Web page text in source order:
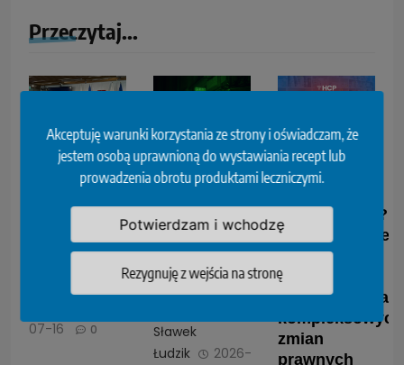
Akceptuję warunki korzystania ze strony i oświadczam, że
jestem osobą uprawnioną do wystawiania recept lub
prowadzenia obrotu produktami leczniczymi.
Potwierdzam i wchodzę
Rezygnuję z wejścia na stronę
Przeczytaj...
NIPiP
uczestniczyła
w Okrągłym
Stole dla
07-16
0
NIA
wnioskuje
Zdrowia o
wyjaśnienia.
Chodzi o
dyżury
Sławek
Łudzik
2026-
Indywidualna
praktyka
farmaceutów?
Zdecydowanie
tak, ale pod
warunkiem
wprowadzenia
kompleksowych
zmian
prawnych